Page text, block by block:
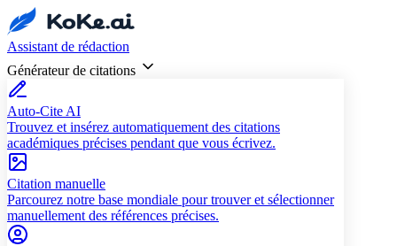
Assistant de rédaction
Générateur de citations
Auto-Cite AI
Trouvez et insérez automatiquement des citations
académiques précises pendant que vous écrivez.
Citation manuelle
Parcourez notre base mondiale pour trouver et sélectionner
manuellement des références précises.